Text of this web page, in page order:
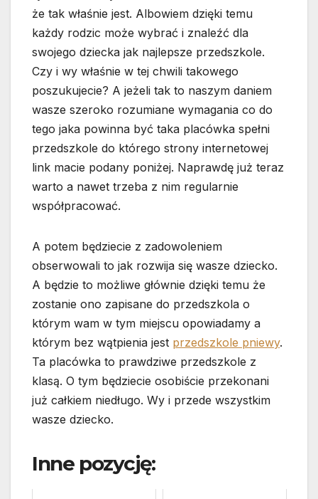
że tak właśnie jest. Albowiem dzięki temu
każdy rodzic może wybrać i znaleźć dla
swojego dziecka jak najlepsze przedszkole.
Czy i wy właśnie w tej chwili takowego
poszukujecie? A jeżeli tak to naszym daniem
wasze szeroko rozumiane wymagania co do
tego jaka powinna być taka placówka spełni
przedszkole do którego strony internetowej
link macie podany poniżej. Naprawdę już teraz
warto a nawet trzeba z nim regularnie
współpracować.
A potem będziecie z zadowoleniem
obserwowali to jak rozwija się wasze dziecko.
A będzie to możliwe głównie dzięki temu że
zostanie ono zapisane do przedszkola o
którym wam w tym miejscu opowiadamy a
którym bez wątpienia jest przedszkole pniewy.
Ta placówka to prawdziwe przedszkole z
klasą. O tym będziecie osobiście przekonani
już całkiem niedługo. Wy i przede wszystkim
wasze dziecko.
Inne pozycję: